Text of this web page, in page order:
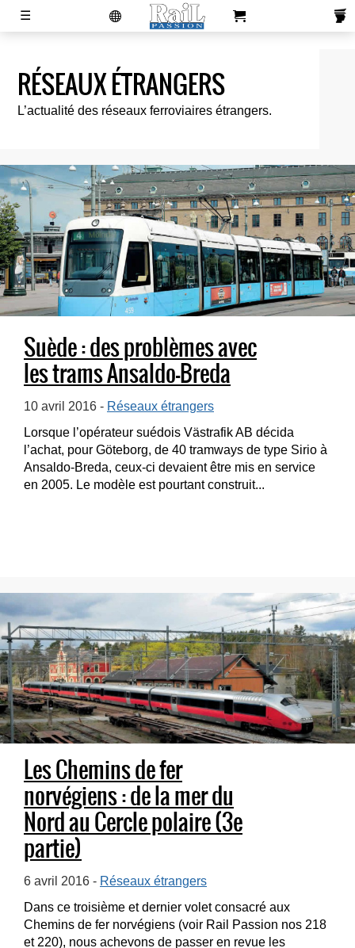
Actualités
Magazines
Boutique
Newsletters
Contacts
Publicité
S'abonner
laviedurail.com
☰
RÉSEAUX ÉTRANGERS
L’actualité des réseaux ferroviaires étrangers.
Suède : des problèmes avec
les trams Ansaldo-Breda
10 avril 2016 - Réseaux étrangers
Lorsque l’opérateur suédois Västrafik AB décida
l’achat, pour Göteborg, de 40 tramways de type Sirio à
Ansaldo-Breda, ceux-ci devaient être mis en service
en 2005. Le modèle est pourtant construit...
Les Chemins de fer
norvégiens : de la mer du
Nord au Cercle polaire (3e
partie)
6 avril 2016 - Réseaux étrangers
Dans ce troisième et dernier volet consacré aux
Chemins de fer norvégiens (voir Rail Passion nos 218
et 220), nous achevons de passer en revue les